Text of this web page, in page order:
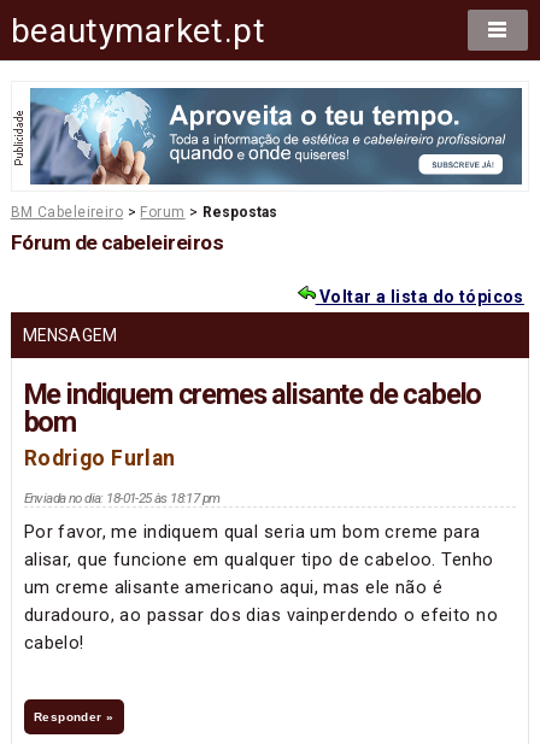
beautymarket.pt
BM Cabeleireiro > Forum > Respostas
Fórum de cabeleireiros
Voltar a lista do tópicos
MENSAGEM
Me indiquem cremes alisante de cabelo
bom
Rodrigo Furlan
Enviada no dia: 18-01-25 às 18:17 pm
Por favor, me indiquem qual seria um bom creme para
alisar, que funcione em qualquer tipo de cabeloo. Tenho
um creme alisante americano aqui, mas ele não é
duradouro, ao passar dos dias vainperdendo o efeito no
cabelo!
Responder »